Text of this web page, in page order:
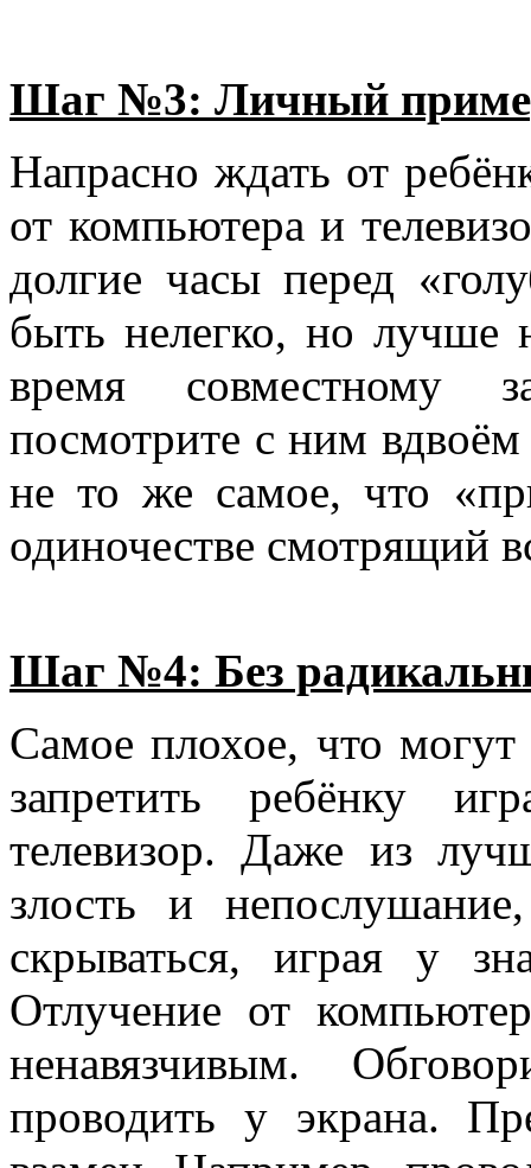
Шаг №3: Личный
Напрасно ждать от
от компьютера и
долгие часы перед
быть нелегко, но лучше
время совместному
посмотрите с ним
не то же самое, что
одиночестве смотрящий
Шаг №4: Без
Самое плохое, что могут
запретить ребёнку
телевизор. Даже из
злость и
скрываться, играя у
Отлучение от
ненавязчивым.
проводить у экрана.